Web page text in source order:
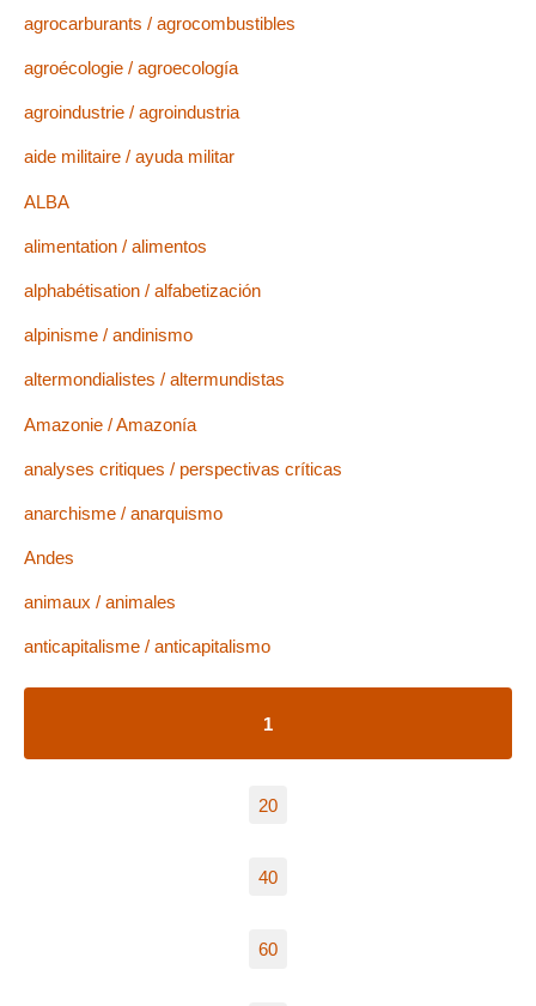
agrocarburants / agrocombustibles
agroécologie / agroecología
agroindustrie / agroindustria
aide militaire / ayuda militar
ALBA
alimentation / alimentos
alphabétisation / alfabetización
alpinisme / andinismo
altermondialistes / altermundistas
Amazonie / Amazonía
analyses critiques / perspectivas críticas
anarchisme / anarquismo
Andes
animaux / animales
anticapitalisme / anticapitalismo
1
20
40
60